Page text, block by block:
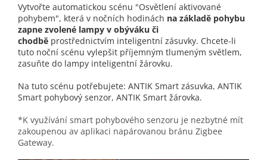
Vytvořte automatickou scénu "Osvětlení aktivované
pohybem", která v nočních hodinách na základě pohybu
zapne zvolené lampy v obýváku či
chodbě prostřednictvím inteligentní zásuvky. Chcete-li
tuto noční scénu vylepšit příjemným tlumeným světlem,
zasuňte do lampy inteligentní žárovku.
Na tuto scénu potřebujete: ANTIK Smart zásuvka, ANTIK
Smart pohybový senzor, ANTIK Smart žárovka.
*K využívání smart pohybového senzoru je nezbytné mít
zakoupenou av aplikaci napárovanou bránu Zigbee
Gateway.